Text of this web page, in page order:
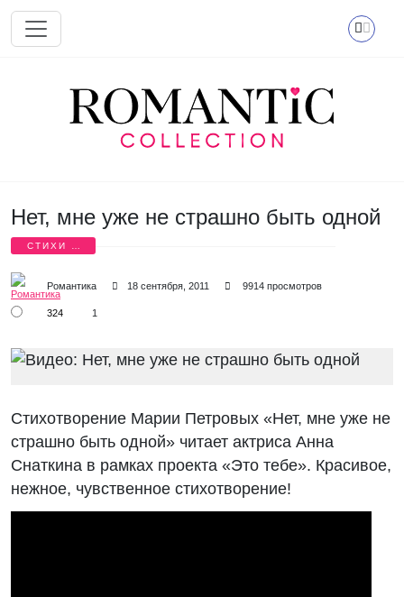
Перейти к основному содержанию
Нет, мне уже не страшно быть одной
СТИХИ О
Романтика 18 сентября, 2011 9914 просмотров
324 1
Стихотворение Марии Петровых «Нет, мне уже не
страшно быть одной» читает актриса Анна
Снаткина в рамках проекта «Это тебе». Красивое,
нежное, чувственное стихотворение!